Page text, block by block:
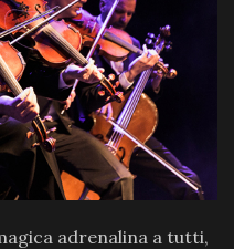
adrenalina a tutti,